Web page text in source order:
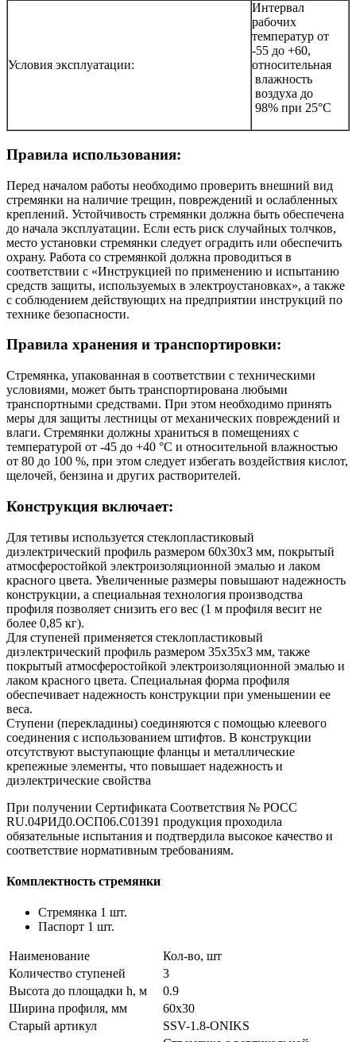
Условия эксплуатации:
Интервал
рабочих
температур от
-55 до +60,
относительная
влажность
воздуха до
98% при 25°С
Правила использования:
Перед началом работы необходимо проверить внешний вид
стремянки на наличие трещин, повреждений и ослабленных
креплений. Устойчивость стремянки должна быть обеспечена
до начала эксплуатации. Если есть риск случайных толчков,
место установки стремянки следует оградить или обеспечить
охрану. Работа со стремянкой должна проводиться в
соответствии с «Инструкцией по применению и испытанию
средств защиты, используемых в электроустановках», а также
с соблюдением действующих на предприятии инструкций по
технике безопасности.
Правила хранения и транспортировки:
Стремянка, упакованная в соответствии с техническими
условиями, может быть транспортирована любыми
транспортными средствами. При этом необходимо принять
меры для защиты лестницы от механических повреждений и
влаги. Стремянки должны храниться в помещениях с
температурой от -45 до +40 °C и относительной влажностью
от 80 до 100 %, при этом следует избегать воздействия кислот,
щелочей, бензина и других растворителей.
Конструкция включает:
Для тетивы используется стеклопластиковый
диэлектрический профиль размером 60х30х3 мм, покрытый
атмосферостойкой электроизоляционной эмалью и лаком
красного цвета. Увеличенные размеры повышают надежность
конструкции, а специальная технология производства
профиля позволяет снизить его вес (1 м профиля весит не
более 0,85 кг).
Для ступеней применяется стеклопластиковый
диэлектрический профиль размером 35х35х3 мм, также
покрытый атмосферостойкой электроизоляционной эмалью и
лаком красного цвета. Специальная форма профиля
обеспечивает надежность конструкции при уменьшении ее
веса.
Ступени (перекладины) соединяются с помощью клеевого
соединения с использованием штифтов. В конструкции
отсутствуют выступающие фланцы и металлические
крепежные элементы, что повышает надежность и
диэлектрические свойства
При получении Сертификата Соответствия № РОСС
RU.04РИД0.ОСП06.С01391 продукция проходила
обязательные испытания и подтвердила высокое качество и
соответствие нормативным требованиям.
Комплектность стремянки
Стремянка 1 шт.
Паспорт 1 шт.
Наименование
Кол-во, шт
Количество ступеней
3
Высота до площадки h, м
0.9
Ширина профиля, мм
60х30
Старый артикул
SSV-1.8-ONIKS